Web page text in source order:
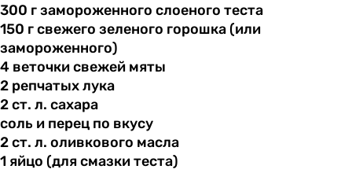
300 гзамороженного слоеного теста
150 гсвежего зеленого горошка (или
замороженного)
4 веточкисвежей мяты
2 репчатыхлука
2 ст. л. сахара
соль и перец по вкусу
2 ст. л. оливкового масла
1 яйцо (длясмазки теста)